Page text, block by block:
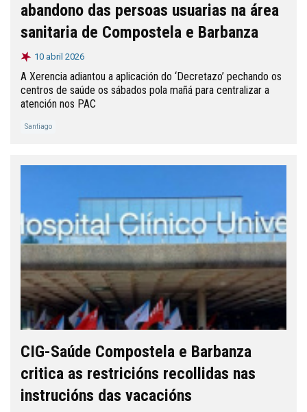
abandono das persoas usuarias na área
sanitaria de Compostela e Barbanza
10 abril 2026
A Xerencia adiantou a aplicación do ‘Decretazo’ pechando os
centros de saúde os sábados pola mañá para centralizar a
atención nos PAC
Santiago
CIG-Saúde Compostela e Barbanza
critica as restricións recollidas nas
instrucións das vacacións